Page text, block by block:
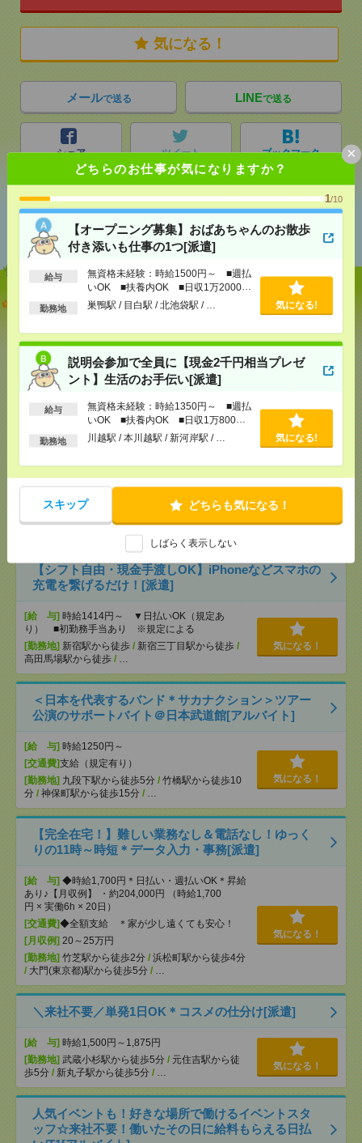
どちらのお仕事が気になりますか？
1/10
【オープニング募集】おばあちゃんのお散歩
付き添いも仕事の1つ[派遣]
給与
無資格未経験：時給1500円～ ■週払
いOK ■扶養内OK ■日収1万2000円
以上
勤務地 巣鴨駅 / 目白駅 / 北池袋駅 / … 気になる!
説明会参加で全員に【現金2千円相当プレゼ
ント】生活のお手伝い[派遣]
給与
無資格未経験：時給1350円～ ■週払
いOK ■扶養内OK ■日収1万800円
以上
勤務地 川越駅 / 本川越駅 / 新河岸駅 / … 気になる!
スキップ どちらも気になる！
しばらく表示しない
×
気になる！
メールで送る LINEで送る
シェア ツイート ブックマーク
あなたの閲覧履歴からの
おすすめ
【オープニング募集】おばあちゃんのお散歩付き添
いも仕事の1つ[派遣]
[給 与]無資格未経験：時給1500円～ ■週払い
OK ■扶養内OK ■日収1万2000円以上
[交通費]
交通費全額支給
[勤務地]巣鴨駅
説明会参加で全員に【現金2千円相当プレゼント】生
活のお手伝い[派遣]
[給 与]無資格未経験：時給1350円～ ■週払い
[交通費]交通費全額支給
本川越駅/新河岸駅/…
気になる！
【シフト自由・現金手渡しOK】iPhoneなどスマホの
充電を繋げるだけ！[派遣]
[給 与] 時給1414円～ ▼日払いOK（規定あ
り） ■初勤務手当あり ※規定による
[勤務地] 新宿駅から徒歩 / 新宿三丁目駅から徒歩 /
高田馬場駅から徒歩 / …
気になる！
＜日本を代表するバンド＊サカナクション＞ツアー
公演のサポートバイト＠日本武道館[アルバイト]
[給 与] 時給1250円～
[交通費]支給（規定有り）
[勤務地] 九段下駅から徒歩5分 / 竹橋駅から徒歩10
分 / 神保町駅から徒歩15分 / …
気になる！
【完全在宅！】難しい業務なし＆電話なし！ゆっく
りの11時～時短＊データ入力・事務[派遣]
[給 与] ◆時給1,700円＊日払い・週払いOK＊昇給
あり♪【月収例】 ・約204,000円 （時給1,700
円 × 実働6h × 20日）
[交通費]◆全額支給 ＊家が少し遠くても安心！
[月収例] 20～25万円
[勤務地] 竹芝駅から徒歩2分 / 浜松町駅から徒歩4分
/ 大門(東京都)駅から徒歩5分 / …
気になる！
＼来社不要／単発1日OK＊コスメの仕分け[派遣]
[給 与] 時給1,500円～1,875円
[勤務地] 武蔵小杉駅から徒歩5分 / 元住吉駅から徒
歩5分 / 新丸子駅から徒歩5分 / …
気になる！
人気イベントも！好きな場所で働けるイベントスタ
ッフ☆来社不要！働いたその日に給料もらえる日払